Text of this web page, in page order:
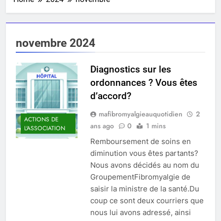
novembre 2024
ACTIONS DE
L'ASSOCIATION
Diagnostics sur les
ordonnances ? Vous êtes
d’accord?
mafibromyalgieauquotidien
2
ans ago
0 1 mins
Remboursement de soins en
diminution vous êtes partants?
Nous avons décidés au nom du
GroupementFibromyalgie de
saisir la ministre de la santé.Du
coup ce sont deux courriers que
nous lui avons adressé, ainsi